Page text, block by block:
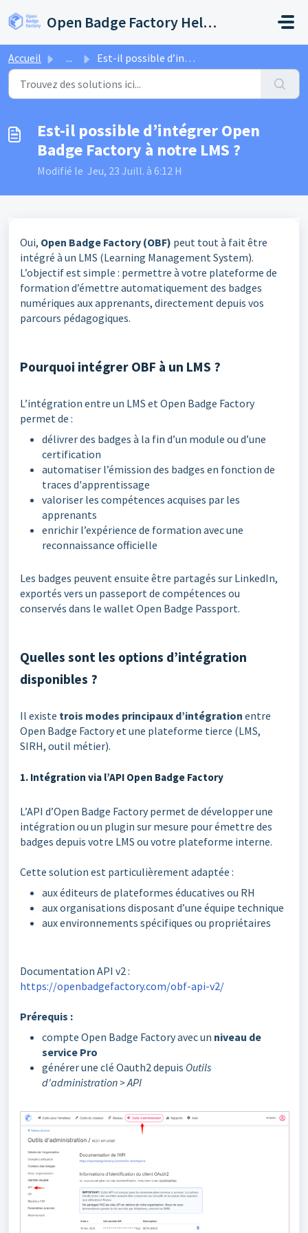
Open Badge Factory Help Center
Accueil ... Est-il possible d’intégrer Open Badge Factory à notre LMS ?
Est-il possible d’intégrer Open
Badge Factory à notre LMS ?
Modifié le Jeu, 23 Juill. à 6:12 H
Oui, Open Badge Factory (OBF) peut tout à fait être
intégré à un LMS (Learning Management System).
L’objectif est simple : permettre à votre plateforme de
formation d’émettre automatiquement des badges
numériques aux apprenants, directement depuis vos
parcours pédagogiques.
Pourquoi intégrer OBF à un LMS ?
L’intégration entre un LMS et Open Badge Factory
permet de :
délivrer des badges à la fin d’un module ou d’une
certification
automatiser l’émission des badges en fonction de
traces d'apprentissage
valoriser les compétences acquises par les
apprenants
enrichir l’expérience de formation avec une
reconnaissance officielle
Les badges peuvent ensuite être partagés sur LinkedIn,
exportés vers un passeport de compétences ou
conservés dans le wallet Open Badge Passport.
Quelles sont les options d’intégration
disponibles ?
Il existe trois modes principaux d’intégration entre
Open Badge Factory et une plateforme tierce (LMS,
SIRH, outil métier).
1. Intégration via l’API Open Badge Factory
L’API d’Open Badge Factory permet de développer une
intégration ou un plugin sur mesure pour émettre des
badges depuis votre LMS ou votre plateforme interne.
Cette solution est particulièrement adaptée :
aux éditeurs de plateformes éducatives ou RH
aux organisations disposant d’une équipe technique
aux environnements spécifiques ou propriétaires
Documentation API v2 :
https://openbadgefactory.com/obf-api-v2/
Prérequis :
compte Open Badge Factory avec un niveau de
service Pro
générer une clé Oauth2 depuis Outils
d'administration > API